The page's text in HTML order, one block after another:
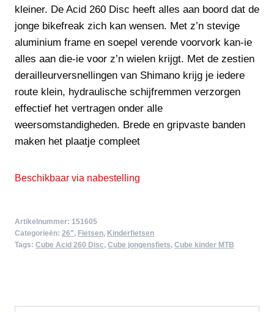
kleiner. De Acid 260 Disc heeft alles aan boord dat de
jonge bikefreak zich kan wensen. Met z’n stevige
aluminium frame en soepel verende voorvork kan-ie
alles aan die-ie voor z’n wielen krijgt. Met de zestien
derailleurversnellingen van Shimano krijg je iedere
route klein, hydraulische schijfremmen verzorgen
effectief het vertragen onder alle
weersomstandigheden. Brede en gripvaste banden
maken het plaatje compleet
Beschikbaar via nabestelling
Artikelnummer: 151605
Categorieën: 26", Fietsen, Kinderfietsen
Tags: Cube Acid 260 Disc, Cube jongensfiets, Cube kinder MTB